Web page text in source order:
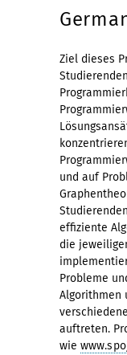
Ziel dieses
und auf
effiziente
die
Probleme
Algorithmen
auftreten.
wie